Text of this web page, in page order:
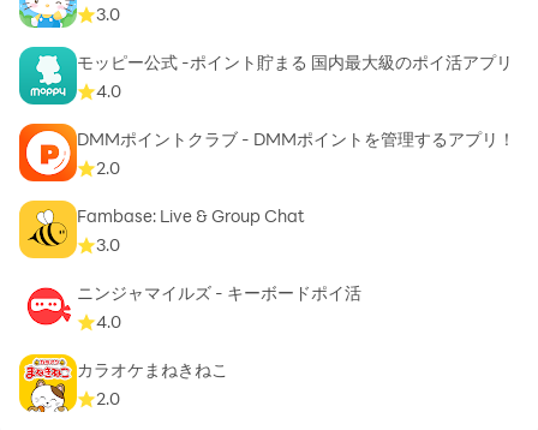
3.0
モッピー公式 -ポイント貯まる 国内最大級のポイ活アプリ
4.0
DMMポイントクラブ - DMMポイントを管理するアプリ！
2.0
Fambase: Live & Group Chat
3.0
ニンジャマイルズ - キーボードポイ活
4.0
カラオケまねきねこ
2.0